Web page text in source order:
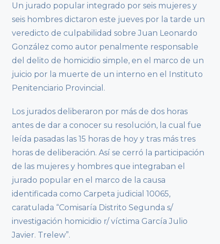
Un jurado popular integrado por seis mujeres y
seis hombres dictaron este jueves por la tarde un
veredicto de culpabilidad sobre Juan Leonardo
González como autor penalmente responsable
del delito de homicidio simple, en el marco de un
juicio por la muerte de un interno en el Instituto
Penitenciario Provincial.
Los jurados deliberaron por más de dos horas
antes de dar a conocer su resolución, la cual fue
leída pasadas las 15 horas de hoy y tras más tres
horas de deliberación. Así se cerró la participación
de las mujeres y hombres que integraban el
jurado popular en el marco de la causa
identificada como Carpeta judicial 10065,
caratulada “Comisaría Distrito Segunda s/
investigación homicidio r/ víctima García Julio
Javier. Trelew”.